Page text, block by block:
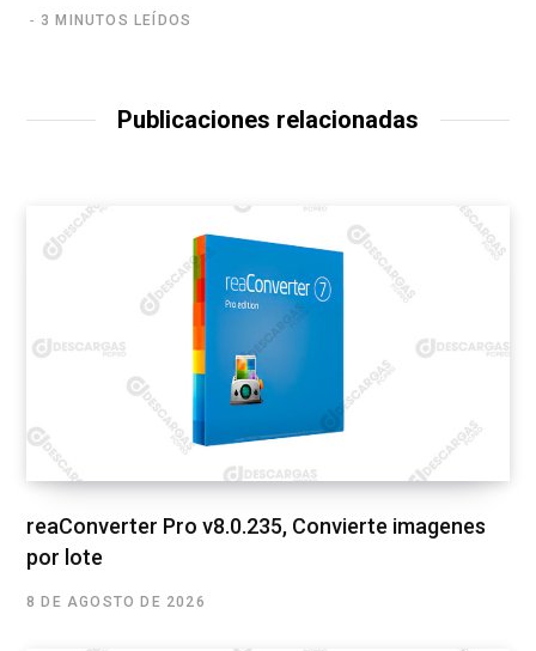
3 MINUTOS LEÍDOS
Publicaciones relacionadas
reaConverter Pro v8.0.235, Convierte imagenes
por lote
8 DE AGOSTO DE 2026